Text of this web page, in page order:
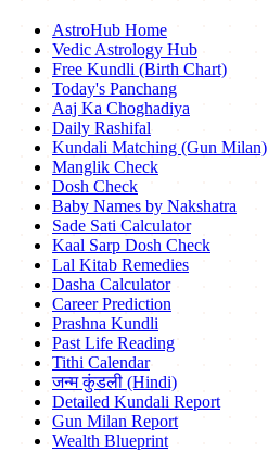
AstroHub Home
Vedic Astrology Hub
Free Kundli (Birth Chart)
Today's Panchang
Aaj Ka Choghadiya
Daily Rashifal
Kundali Matching (Gun Milan)
Manglik Check
Dosh Check
Baby Names by Nakshatra
Sade Sati Calculator
Kaal Sarp Dosh Check
Lal Kitab Remedies
Dasha Calculator
Career Prediction
Prashna Kundli
Past Life Reading
Tithi Calendar
जन्म कुंडली (Hindi)
Detailed Kundali Report
Gun Milan Report
Wealth Blueprint